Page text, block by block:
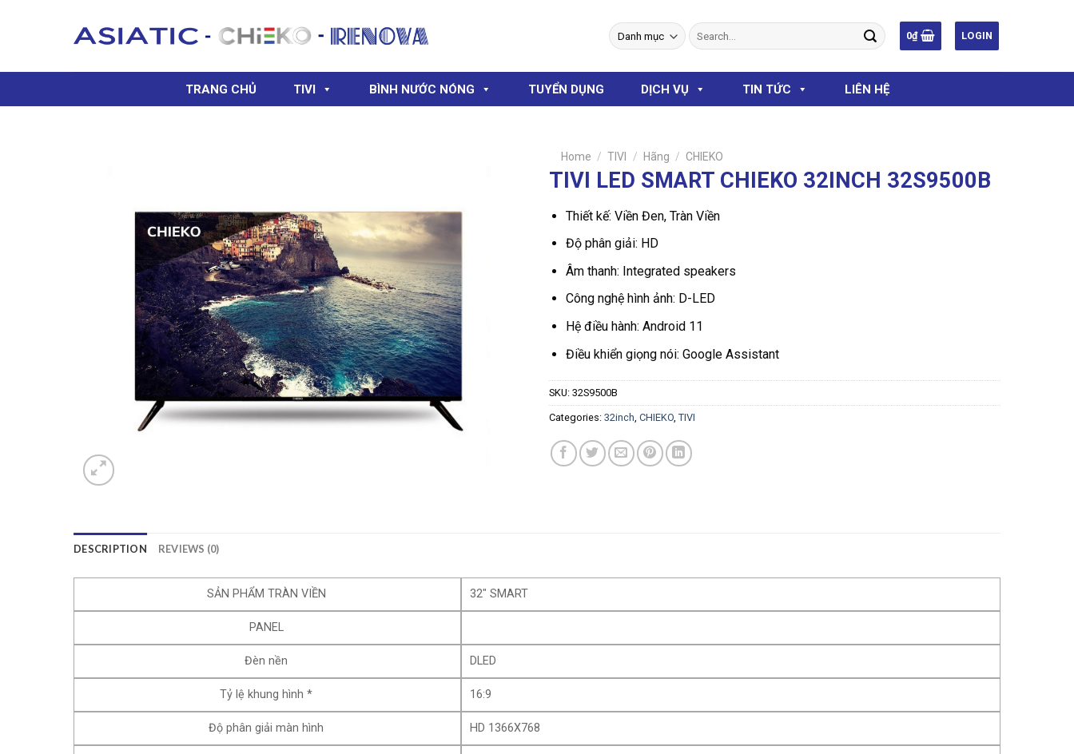
Search
for:
0₫ LOGIN
TRANG CHỦ TIVI BÌNH NƯỚC NÓNG TUYỂN DỤNG DỊCH VỤ TIN TỨC LIÊN HỆ
Home / TIVI / Hãng / CHIEKO
TIVI LED SMART CHIEKO 32INCH 32S9500B
Thiết kế: Viền Đen, Tràn Viền
Độ phân giải: HD
Âm thanh: Integrated speakers
Công nghệ hình ảnh: D-LED
Hệ điều hành: Android 11
Điều khiển giọng nói: Google Assistant
SKU: 32S9500B
Categories: 32inch, CHIEKO, TIVI
DESCRIPTION REVIEWS (0)
SẢN PHẨM TRÀN VIỀN 32″ SMART
PANEL
Đèn nền DLED
Tỷ lệ khung hình * 16:9
Độ phân giải màn hình HD 1366X768